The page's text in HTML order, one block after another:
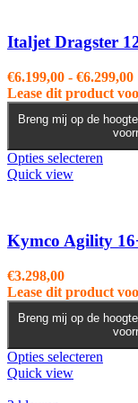
Italjet Dragster
€6.199,00 - €6.299,00
Lease dit product
Breng mij op de
Opties selecteren
Deze
optie
op
de
Quick view
Kymco Agility
€3.298,00
Lease dit product
Breng mij op de
Opties selecteren
Quick view